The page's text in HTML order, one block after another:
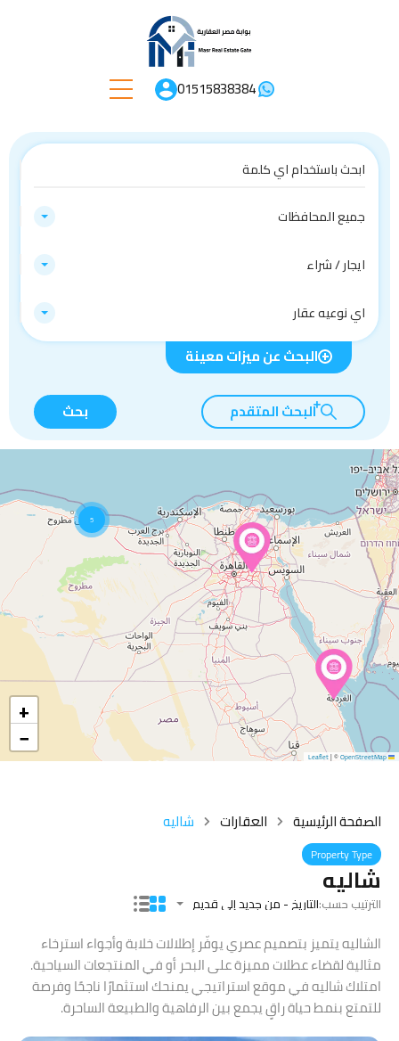
01515838384
جميع المحافظات
ايجار / شراء
اي نوعيه عقار
البحث عن ميزات معينة
البحث المتقدم بحث
5
+
−
Leaflet
|©OpenStreetMap
الصفحة الرئيسية العقارات شاليه
Property Type
شاليه
الترتيب حسب:التاريخ - من جديد إلى قديم
الشاليه يتميز بتصميم عصري يوفّر إطلالات خلابة وأجواء استرخاء
مثالية لقضاء عطلات مميزة على البحر أو في المنتجعات السياحية.
امتلاك شاليه في موقع استراتيجي يمنحك استثمارًا ناجحًا وفرصة
للتمتع بنمط حياة راقٍ يجمع بين الرفاهية والطبيعة الساحرة.